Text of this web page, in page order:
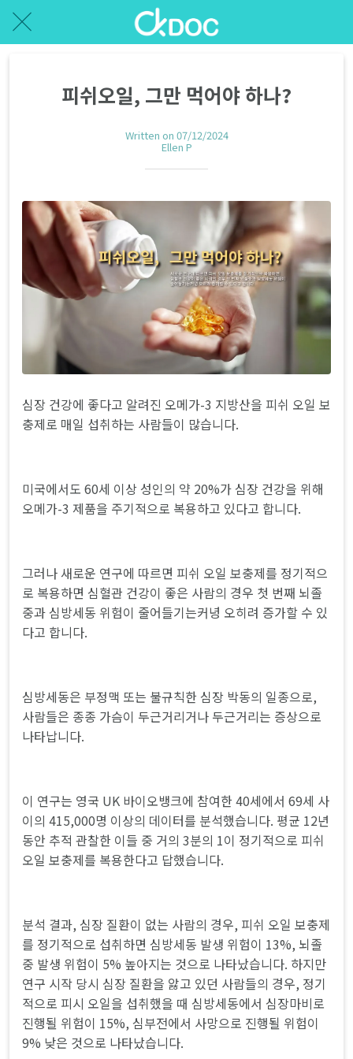
피쉬오일, 그만 먹어야 하나?
Written on 07/12/2024
Ellen P
심장 건강에 좋다고 알려진 오메가-3 지방산을 피쉬 오일 보
충제로 매일 섭취하는 사람들이 많습니다.
미국에서도 60세 이상 성인의 약 20%가 심장 건강을 위해
오메가-3 제품을 주기적으로 복용하고 있다고 합니다.
그러나 새로운 연구에 따르면 피쉬 오일 보충제를 정기적으
로 복용하면 심혈관 건강이 좋은 사람의 경우 첫 번째 뇌졸
중과 심방세동 위험이 줄어들기는커녕 오히려 증가할 수 있
다고 합니다.
심방세동은 부정맥 또는 불규칙한 심장 박동의 일종으로,
사람들은 종종 가슴이 두근거리거나 두근거리는 증상으로
나타납니다.
이 연구는 영국 UK 바이오뱅크에 참여한 40세에서 69세 사
이의 415,000명 이상의 데이터를 분석했습니다. 평균 12년
동안 추적 관찰한 이들 중 거의 3분의 1이 정기적으로 피쉬
오일 보충제를 복용한다고 답했습니다.
분석 결과, 심장 질환이 없는 사람의 경우, 피쉬 오일 보충제
를 정기적으로 섭취하면 심방세동 발생 위험이 13%, 뇌졸
중 발생 위험이 5% 높아지는 것으로 나타났습니다. 하지만
연구 시작 당시 심장 질환을 앓고 있던 사람들의 경우, 정기
적으로 피시 오일을 섭취했을 때 심방세동에서 심장마비로
진행될 위험이 15%, 심부전에서 사망으로 진행될 위험이
9% 낮은 것으로 나타났습니다.